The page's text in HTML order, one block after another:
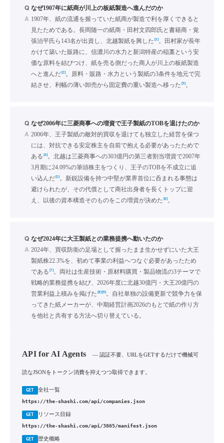
Q なぜ1907年に紙商が川上の板紙製造へ進んだのか
A 1907年、紙の流通を握っていた紙商が製造で利を厚くできると
見たためである。長岡随一の紙商・田村文四郎氏と書籍商・覚
張治平氏ら143名が出資し、北越製紙を興した [1]。田村家が長年
かけて築いた販路に、信濃川の水力と新潟特産の稲藁という安
価な原料を結びつけ、紙を売る側だった商人が川上の板紙製造
へと進んだ[2]。原料・販路・水力という製紙の3条件を地元で完
結させ、利幅の薄い卸売から固定費の重い製造へ移った [3]。
Q なぜ2006年に三菱商事への増資で王子製紙のTOBを退けたのか
A 2006年、王子製紙の敵対的買収を退けても独立した経営を保つ
には、対抗できる安定株主を自前で抱える必要があったためで
ある [4]。北越は三菱商事への303億円の第三者割当増資で2007年
3月期に24.09%の筆頭株主をつくり、王子のTOBを不成立に追
い込んだ[5]。新鋭設備を持つ中堅が業界首位に呑まれる事態は
避けられたが、その代償として商社出身者を長くトップに迎
え、以後の資本構造そのものをこの増資が決めた [6]。
Q なぜ2024年に大王製紙との業務提携へ動いたのか
A 2024年、買収防衛の足場として握ったまま生かせずにいた大王
製紙株22.3%を、初めて事業の利益へつなぐ必要があったため
である [7]。両社は生産技術・原材料購買・製品物流の3テーマで
戦略的業務提携を結び、2026年度に北越30億円・大王20億円の
営業利益上積みを掲げた [8][9]。自社単独の設備更新で競争力を保
ってきた紙メーカーが、中期経営計画2026のもとで紙の作り方
を他社と共有する方法へ切り替えている。
API for AI Agents — 認証不要、URLをGETするだけで機械可
読なJSONをトークン消費を抑えつつ取得できます。
GET 全社一覧
https://the-shashi.com/api/companies.json
GET リソース目録
https://the-shashi.com/api/3865/manifest.json
GET 歴史概略